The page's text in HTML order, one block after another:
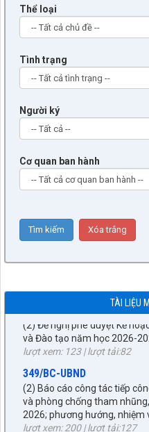
Thể loại
Tình trạng
Người ký
Cơ quan ban hành
TÀI LIỆU
Thông báo về hoạt động
dựng chính quyền 6 tháng
kiến nghị của cử tri và nhân
UBND xã.
lượt xem: 235 | lượt tải:61
1737/TTr-UBND
(6) Tờ trình chấp thuận chủ
khởi công mới năm 2026,
mục hạ tầng đô thị (vỉa hè,
6/BC-BKTNS
(2) Báo cáo thẩm tra dự
dự kiến thực hiện năm 2026
1740/BC-UBND
(1) Báo cáo trả lời ý kiến và
và Đào tạo năm học 2026-
lượt xem: 123 | lượt tải:82
349/BC-UBND
(2) Báo cáo công tác tiếp
và phòng chống tham
2026; phương hướng, nhiệm
lượt xem: 200 | lượt tải:127